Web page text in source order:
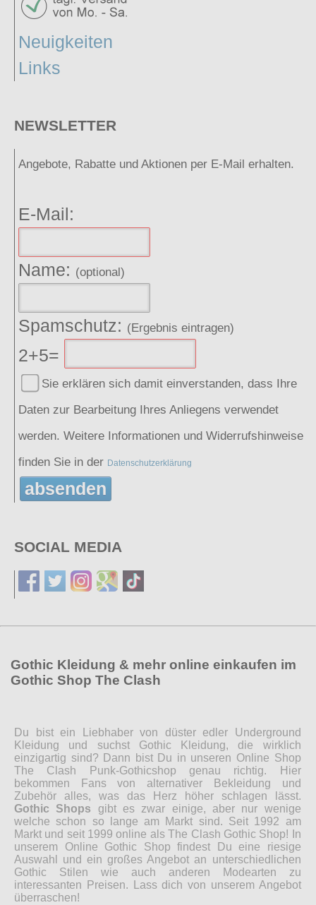
Neuigkeiten
Links
NEWSLETTER
Angebote, Rabatte und Aktionen per E-Mail erhalten.
E-Mail:
Name: (optional)
Spamschutz: (Ergebnis eintragen)
2+5=
Sie erklären sich damit einverstanden, dass Ihre
Daten zur Bearbeitung Ihres Anliegens verwendet
werden. Weitere Informationen und Widerrufshinweise
finden Sie in der Datenschutzerklärung
absenden
SOCIAL MEDIA
Gothic Kleidung & mehr online einkaufen im
Gothic Shop The Clash
Du bist ein Liebhaber von düster edler Underground
Kleidung und suchst Gothic Kleidung, die wirklich
einzigartig sind? Dann bist Du in unseren Online Shop
The Clash Punk-Gothicshop genau richtig. Hier
bekommen Fans von alternativer Bekleidung und
Zubehör alles, was das Herz höher schlagen lässt.
Gothic Shops gibt es zwar einige, aber nur wenige
welche schon so lange am Markt sind. Seit 1992 am
Markt und seit 1999 online als The Clash Gothic Shop! In
unserem Online Gothic Shop findest Du eine riesige
Auswahl und ein großes Angebot an unterschiedlichen
Gothic Stilen wie auch anderen Modearten zu
interessanten Preisen. Lass dich von unserem Angebot
überraschen!